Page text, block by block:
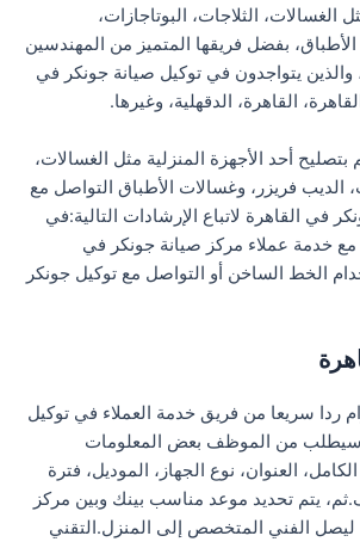
الغسالات، الثلاجات، البوتاجازات،
بفضل فريقها المتميز من المهندسين
والذين يتواجدون في توكيل صيانة جونكر في
القاهرة، الدقهلية، وغيرها.
أحد الأجهزة المنزلية مثل الغسالات،
الديب فريزر، وغسالات الأطباق التواصل مع
في القاهرة لاتباع الإرشادات التالية:في
مع خدمة عملاء مركز صيانة جونكر في
الخط الساخن أو التواصل مع توكيل جونكر
ردا سريعا من فريق خدمة العملاء في توكيل
سيطلب من الموظف بعض المعلومات
العنوان، نوع الجهاز، الموديل، فترة
يتم تحديد موعد مناسب بينك وبين مركز
ليصل الفني المتخصص إلى المنزل.التقني